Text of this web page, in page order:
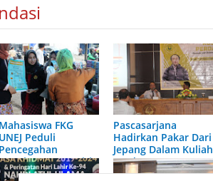
Mahasiswa FKG
UNEJ Peduli
Pencegahan
Hepatitis
Pascasarjana
Hadirkan Pakar Dari
Jepang Dalam Kuliah
Perdana